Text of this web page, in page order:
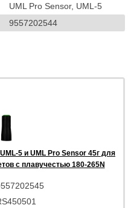
UML Pro Sensor, UML-5
9557202544
5 и UML Pro Sensor 45г для
с плавучестью 180-265N